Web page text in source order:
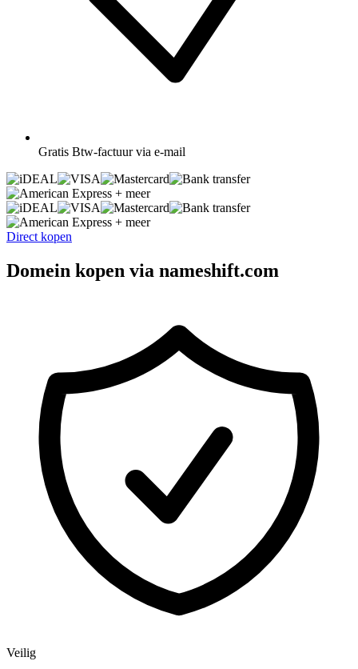
Gratis Btw-factuur via e-mail
+ meer
+ meer
Direct kopen
Domein kopen via nameshift.com
Veilig